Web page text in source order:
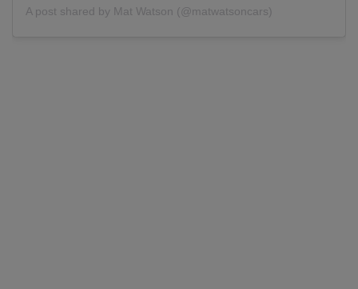
A post shared by Mat Watson (@matwatsoncars)